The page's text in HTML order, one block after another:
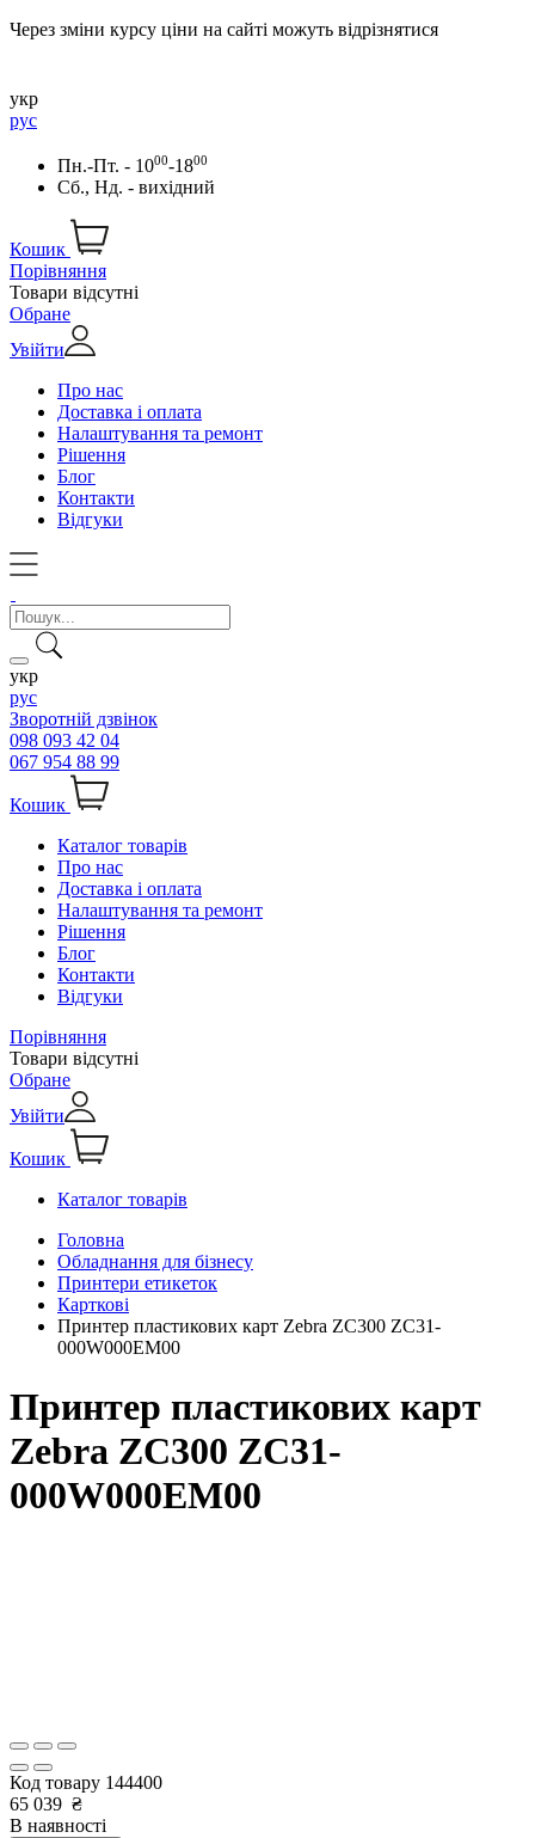
Через зміни курсу ціни на сайті можуть відрізнятися
укр
рус
Пн.-Пт. - 1000-1800
Сб., Нд. - вихідний
Кошик
Порівняння
Товари відсутні
Обране
Увійти
Про нас
Доставка і оплата
Налаштування та ремонт
Рішення
Блог
Контакти
Відгуки
укр
рус
Зворотній дзвінок
098 093 42 04
067 954 88 99
Кошик
Каталог товарів
Про нас
Доставка і оплата
Налаштування та ремонт
Рішення
Блог
Контакти
Відгуки
Порівняння
Товари відсутні
Обране
Увійти
Кошик
Каталог товарів
Головна
Обладнання для бізнесу
Принтери етикеток
Карткові
Принтер пластикових карт Zebra ZC300 ZC31-
000W000EM00
Принтер пластикових карт
Zebra ZC300 ZC31-
000W000EM00
Код товару 144400
65 039 ₴
В наявності